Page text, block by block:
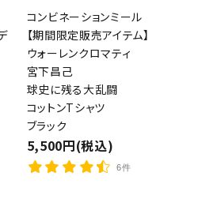
コンビネーションミール
【期間限定販売アイテム】
ウォーレンクロマティ
宮下昌己
球史に残る大乱闘
コットンTシャツ
ブラック
5,500円(税込)
6件